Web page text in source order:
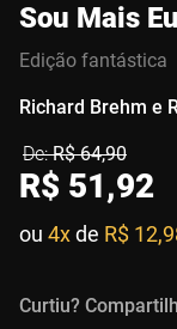
Sou Mais Eu
Edição fantástica
Richard Brehm e
R$ 64,90
R$ 51,92
ou 4xde R$
Curtiu?